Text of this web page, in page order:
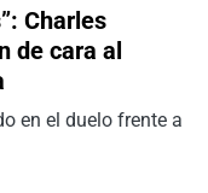
Charles
de cara al
en el duelo frente a